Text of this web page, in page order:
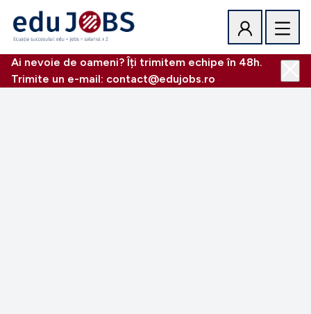
Ai nevoie de oameni? Îți trimitem echipe în 48h.
Trimite un e-mail: contact@edujobs.ro